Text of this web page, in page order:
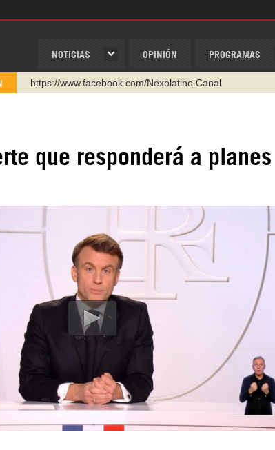
NOTICIAS OPINIÓN PROGRAMAS
https://www.facebook.com/Nexolatino.Canal
https://urmedium.com/c/hispantv
Instagram como: hispan_tv
que responderá a